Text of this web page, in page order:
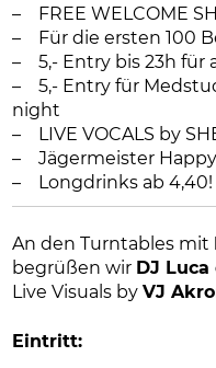
– FREE WELCOME
– Für die ersten 100
– 5,- Entry bis 23h für
– 5,- Entry für
night
– LIVE VOCALS by
– Jägermeister
– Longdrinks ab 4,40!
An den Turntables mit
begrüßen wir DJ
Live Visuals byVJ
Eintritt: